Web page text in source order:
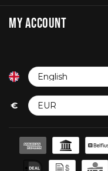
MY ACCOUNT
€